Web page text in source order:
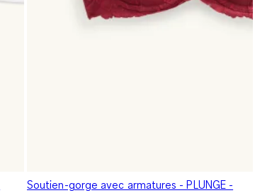
Soutien-gorge avec armatures - PLUNGE -